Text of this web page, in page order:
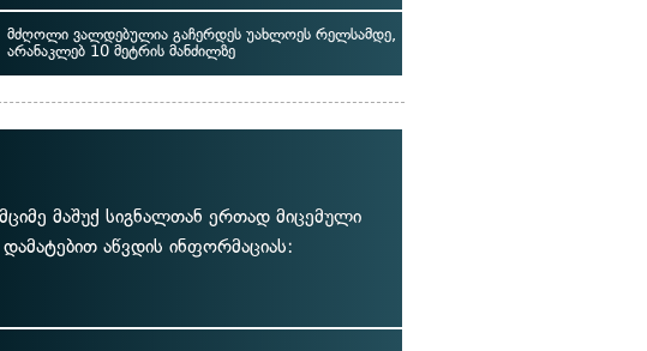
მძღოლი ვალდებულია გაჩერდეს უახლოეს რელსამდე,
არანაკლებ 10 მეტრის მანძილზე
მაშუქ სიგნალთან ერთად მიცემული
აწვდის ინფორმაციას: